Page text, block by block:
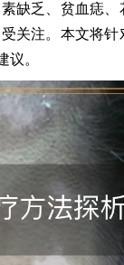
缺乏、贫血痣
关注。本文将
。